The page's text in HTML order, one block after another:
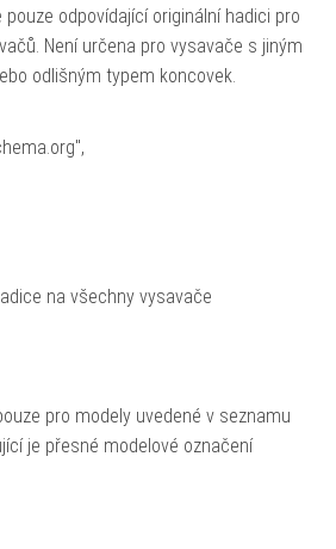
odpovídající originální hadici pro
Není určena pro vysavače s jiným
odlišným typem koncovek.
na všechny vysavače
pro modely uvedené v seznamu
je přesné modelové označení